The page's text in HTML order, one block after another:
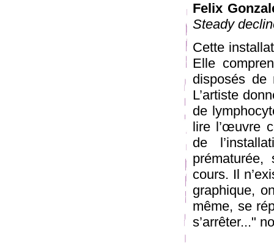
Felix
Steady
Cette
Elle
disposés
L’artiste
de
lire l’œuvre
de
cours. Il
graphique,
même, se
s’arrêter..."